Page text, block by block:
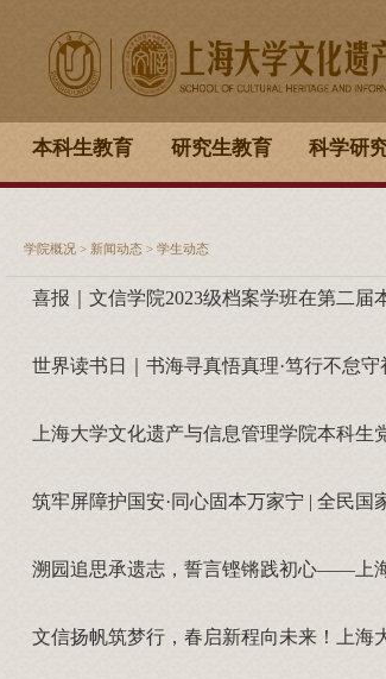
本科生教育 研究生教育 科学研
学院概况> 新闻动态 > 学生动态
喜报｜文信学院2023级档案学班在第二
筑牢屏障护国安·同心固本万家宁 | 全民